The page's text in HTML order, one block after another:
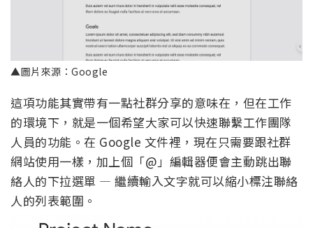
▲圖片來源：Google
這項功能其實帶有一點社群分享的意味在，但在工作
的環境下，就是一個希望大家可以快速聯繫工作團隊
人員的功能。在 Google 文件裡，現在只需要跟社群
網站使用一樣，加上個「@」編輯器便會主動跳出聯
絡人的下拉選單 — 繼續輸入文字就可以縮小標注聯絡
人的列表範圍。